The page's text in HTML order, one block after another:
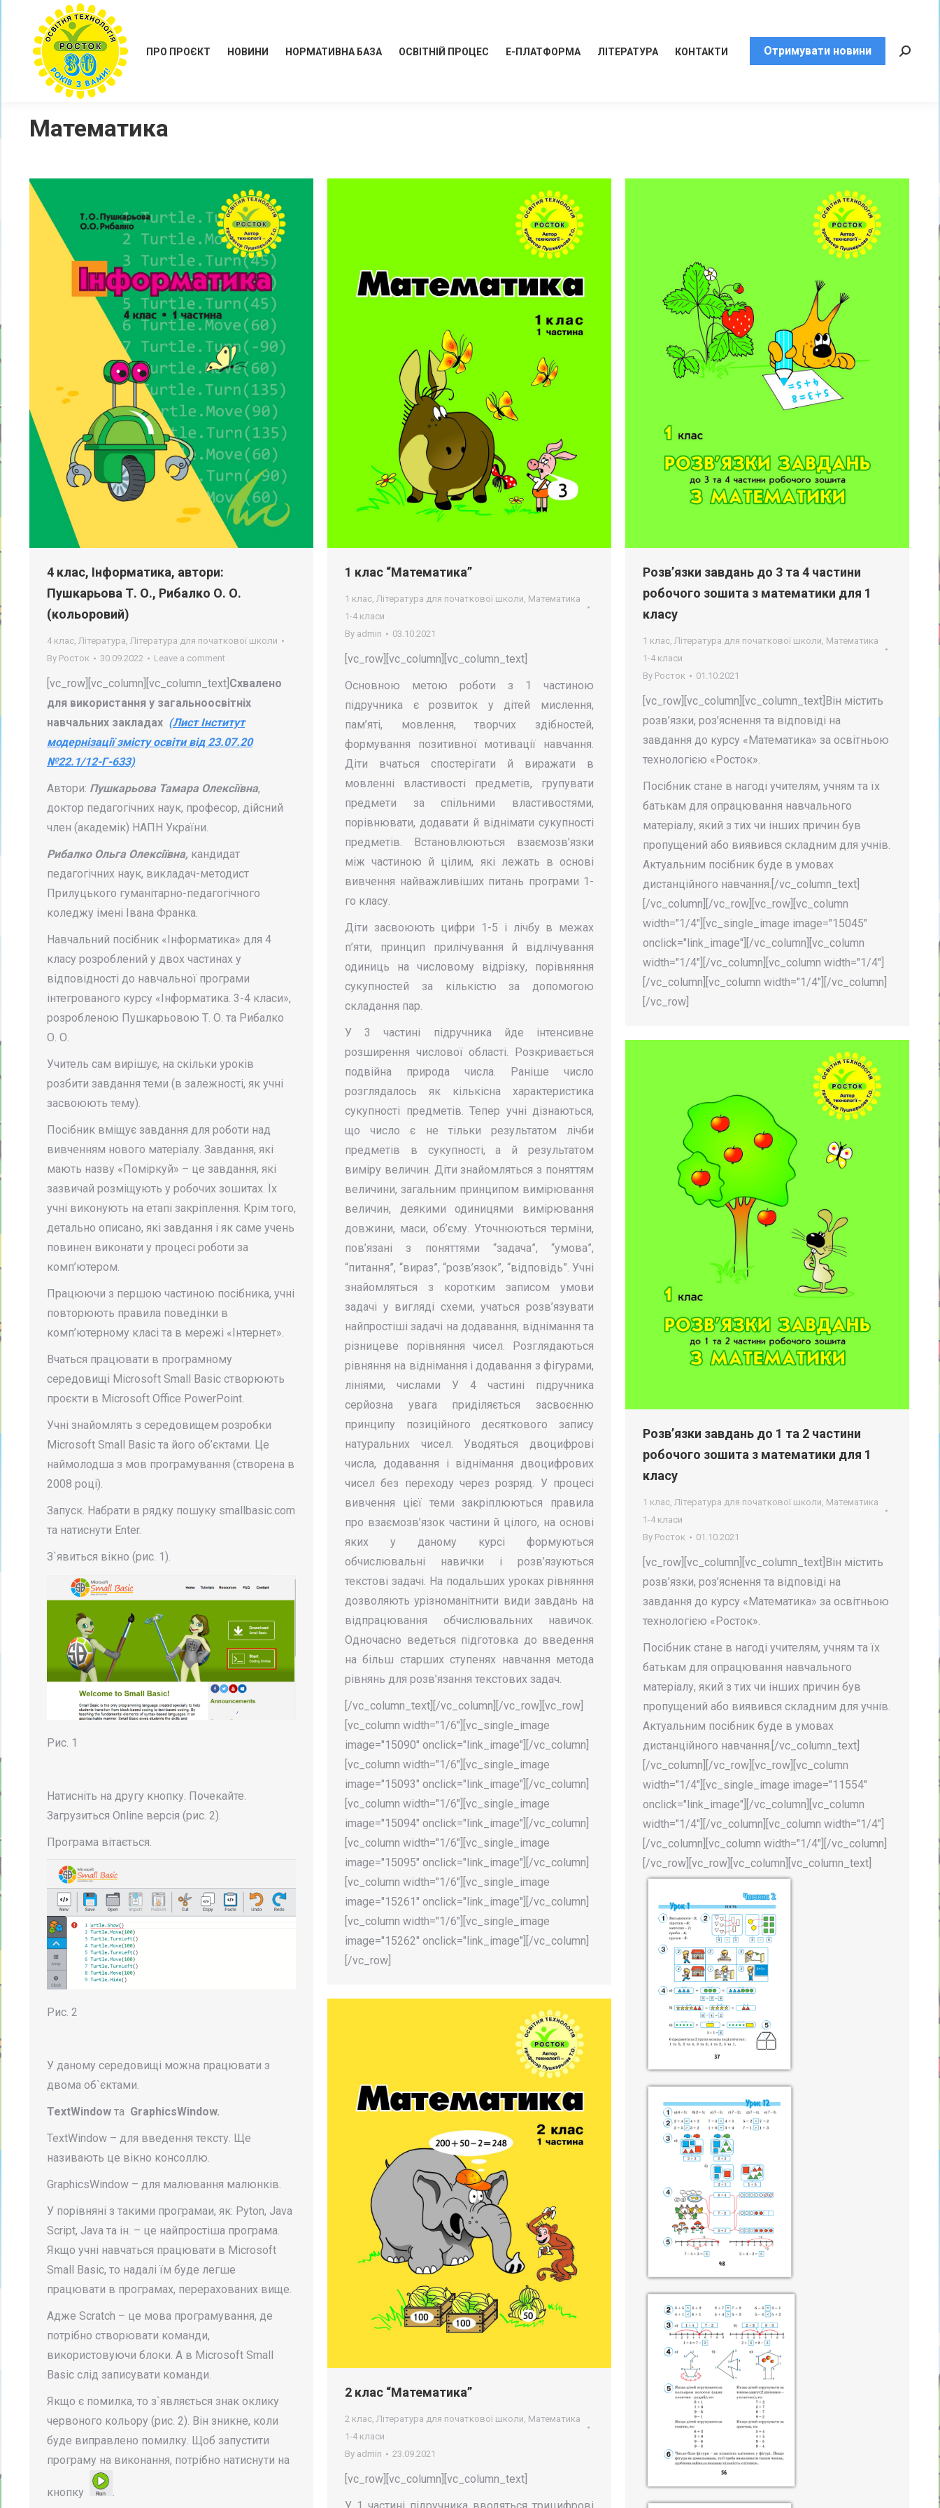
ПРО ПРОЄКТ НОВИНИ НОРМАТИВНА БАЗА ОСВІТНІЙ ПРОЦЕС Е-ПЛАТФОРМА ЛІТЕРАТУРА КОНТАКТИ Отримувати новини Пошук:
Математика
4 клас, Інформатика, автори:
Пушкарьова Т. О., Рибалко О. О.
(кольоровий)
4 клас, Література, Література для початкової школи
By Росток 30.09.2022 Leave a comment
[vc_row][vc_column][vc_column_text] Схвалено
для використання у загальноосвітніх
навчальних закладах (Лист Інститут
модернізації змісту освіти від 23.07.20
№22.1/12-Г-633)
Автори: Пушкарьова Тамара Олексіївна,
доктор педагогічних наук, професор, дійсний
член (академік) НАПН України.
Рибалко Ольга Олексіївна, кандидат
педагогічних наук, викладач-методист
Прилуцького гуманітарно-педагогічного
коледжу імені Івана Франка.
Навчальний посібник «Інформатика» для 4
класу розроблений у двох частинах у
відповідності до навчальної програми
інтегрованого курсу «Інформатика. 3-4 класи»,
розробленою Пушкарьовою Т. О. та Рибалко
О. О.
Учитель сам вирішує, на скільки уроків
розбити завдання теми (в залежності, як учні
засвоюють тему).
Посібник вміщує завдання для роботи над
вивченням нового матеріалу. Завдання, які
мають назву «Поміркуй» – це завдання, які
зазвичай розміщують у робочих зошитах. Їх
учні виконують на етапі закріплення. Крім того,
детально описано, які завдання і як саме учень
повинен виконати у процесі роботи за
комп’ютером.
Працюючи з першою частиною посібника, учні
повторюють правила поведінки в
комп’ютерному класі та в мережі «Інтернет».
Вчаться працювати в програмному
середовищі Microsoft Small Basic створюють
проєкти в Microsoft Office PowerPoint.
Учні знайомлять з середовищем розробки
Microsoft Small Basic та його об’єктами. Це
наймолодша з мов програмування (створена в
2008 році).
Запуск. Набрати в рядку пошуку smallbasic.com
та натиснути Enter.
З`явиться вікно (рис. 1).
Рис. 1
Натисніть на другу кнопку. Почекайте.
Загрузиться Online версія (рис. 2).
Програма вітається.
Рис. 2
У даному середовищі можна працювати з
двома об`єктами.
TextWindow та GraphicsWindow.
TextWindow – для введення тексту. Ще
називають це вікно консоллю.
GraphicsWindow – для малювання малюнків.
У порівняні з такими програмаи, як: Pyton, Java
Script, Java та ін. – це найпростіша програма.
Якщо учні навчаться працювати в Microsoft
Small Basic, то надалі їм буде легше
працювати в програмах, перерахованих вище.
Адже Scratch – це мова програмування, де
потрібно створювати команди,
використовуючи блоки. А в Microsoft Small
Basic слід записувати команди.
Якщо є помилка, то з`являється знак оклику
червоного кольору (рис. 2). Він зникне, коли
буде виправлено помилку. Щоб запустити
програму на виконання, потрібно натиснути на
кнопку .
1 клас “Математика”
1 клас, Література для початкової школи, Математика
1-4 класи
By admin 03.10.2021
[vc_row][vc_column][vc_column_text]
Основною метою роботи з 1 частиною
підручника є розвиток у дітей мислення,
пам’яті, мовлення, творчих здібностей,
формування позитивної мотивації навчан­ня.
Діти вчаться спостерігати й виражати в
мовленні властивості предметів, групувати
предмети за спільни­ми властивостями,
порівнювати, додавати й віднімати сукупності
предметів. Встановлюються взаємозв’язки
між частиною й цілим, які лежать в основі
вивчення найважливіших питань програми 1-
го класу.
Діти засвоюють цифри 1-5 і лічбу в межах
п’яти, принцип прилічування й відлічування
одиниць на числовому відрізку, порівняння
сукупностей за кількістю за допомогою
складання пар.
У 3 частині підручника йде інтенсивне
розширення числової області. Розкривається
подвійна природа числа. Раніше число
розглядалось як кількісна характеристика
сукупності предметів. Тепер учні дізнаються,
що число є не тільки результатом лічби
предметів в сукупності, а й результатом
виміру величин. Діти знайомляться з поняттям
величини, загальним принципом вимірювання
величин, деякими одиницями вимірювання
довжини, маси, об’єму. Уточнюються терміни,
пов’язані з поняттями “задача”, “умова”,
“питання”, “вираз”, “розв’язок”, “відповідь”. Учні
знайомляться з коротким записом умови
задачі у вигляді схеми, учаться розв’язувати
найпростіші задачі на додавання, віднімання та
різницеве порівнян­ня чисел. Розглядаються
рівняння на віднімання і додавання з фігурами,
лініями, числами У 4 частині підручника
серйозна увага приділяєть­ся засвоєнню
принципу позиційного десяткового запису
натуральних чисел. Уводяться двоцифрові
числа, додавання і віднімання двоцифрових
чисел без переходу через розряд. У процесі
вивчення цієї теми закріплю­ються правила
про взаємозв’язок частини й цілого, на основі
яких у даному курсі формуються
обчислювальні навички і розв’язуються
текстові задачі. На подальших уроках рівняння
дозволяють урізноманітнити види завдань на
відпрацювання обчислювальних навичок.
Одночасно ведеться підготовка до введення
на більш старших ступенях навчання метода
рівнянь для розв’язання текстових задач.
[/vc_column_text][/vc_column][/vc_row][vc_row]
[vc_column width="1/6"][vc_single_image
image="15090" onclick="link_image"][/vc_column]
[vc_column width="1/6"][vc_single_image
image="15093" onclick="link_image"][/vc_column]
[vc_column width="1/6"][vc_single_image
image="15094" onclick="link_image"][/vc_column]
[vc_column width="1/6"][vc_single_image
image="15095" onclick="link_image"][/vc_column]
[vc_column width="1/6"][vc_single_image
image="15261" onclick="link_image"][/vc_column]
[vc_column width="1/6"][vc_single_image
image="15262" onclick="link_image"][/vc_column]
[/vc_row]
Розв’язки завдань до 3 та 4 частини
робочого зошита з математики для 1
класу
1 клас, Література для початкової школи, Математика
1-4 класи
By Росток 01.10.2021
[vc_row][vc_column][vc_column_text]Він містить
розв’язки, роз’яснення та відповіді на
завдання до курсу «Математика» за освітньою
технологією «Росток».
Посібник стане в нагоді учителям, учням та їх
батькам для опрацювання навчального
матеріалу, який з тих чи інших причин був
пропущений або виявився складним для учнів.
Актуальним посібник буде в умовах
дистанційного навчання.[/vc_column_text]
[/vc_column][/vc_row][vc_row][vc_column
width="1/4"][vc_single_image image="15045"
onclick="link_image"][/vc_column][vc_column
width="1/4"][/vc_column][vc_column width="1/4"]
[/vc_column][vc_column width="1/4"][/vc_column]
[/vc_row]
Розв’язки завдань до 1 та 2 частини
робочого зошита з математики для 1
класу
1 клас, Література для початкової школи, Математика
1-4 класи
By Росток 01.10.2021
[vc_row][vc_column][vc_column_text]Він містить
розв’язки, роз’яснення та відповіді на
завдання до курсу «Математика» за освітньою
технологією «Росток».
Посібник стане в нагоді учителям, учням та їх
батькам для опрацювання навчального
матеріалу, який з тих чи інших причин був
пропущений або виявився складним для учнів.
Актуальним посібник буде в умовах
дистанційного навчання.[/vc_column_text]
[/vc_column][/vc_row][vc_row][vc_column
width="1/4"][vc_single_image image="11554"
onclick="link_image"][/vc_column][vc_column
width="1/4"][/vc_column][vc_column width="1/4"]
[/vc_column][vc_column width="1/4"][/vc_column]
[/vc_row][vc_row][vc_column][vc_column_text]
2 клас “Математика”
2 клас, Література для початкової школи, Математика
1-4 класи
By admin 23.09.2021
[vc_row][vc_column][vc_column_text]